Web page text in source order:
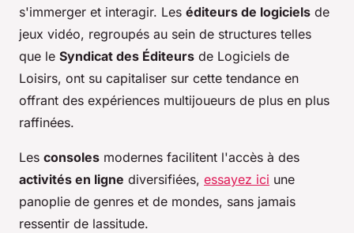
s'immerger et interagir. Les éditeurs de logiciels de
jeux vidéo, regroupés au sein de structures telles
que le Syndicat des Éditeurs de Logiciels de
Loisirs, ont su capitaliser sur cette tendance en
offrant des expériences multijoueurs de plus en plus
raffinées.
Les consoles modernes facilitent l'accès à des
activités en ligne diversifiées, essayez ici une
panoplie de genres et de mondes, sans jamais
ressentir de lassitude.